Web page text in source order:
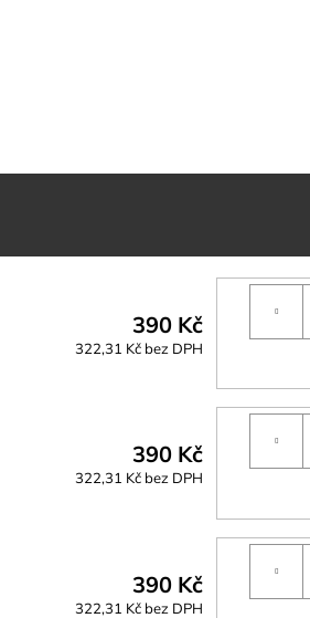
390 Kč
322,31 Kč bez DPH
390 Kč
322,31 Kč bez DPH
390 Kč
322,31 Kč bez DPH